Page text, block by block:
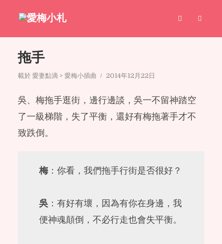
拖手
載於 愛妻點滴 > 愛梅小插曲 2014年12月22日
吳、梅拖手逛街，邊行邊談，吳一不留神踏空
了一級梯階，失了平衡，還好有梅拖著手才不
致跌倒。
梅：你看，我們拖手行街是否很好？
吳：有好有壞，因為有你在身邊，我
便神魂顛倒，不必行走也會失平衡。